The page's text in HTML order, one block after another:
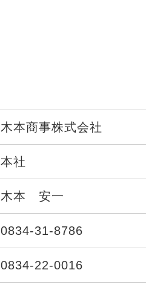
木本商事株式会社
本社
木本 安一
0834-31-8786
0834-22-0016